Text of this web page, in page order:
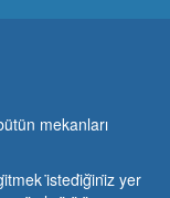
mekanları
i̇stedi̇ği̇ni̇z yer